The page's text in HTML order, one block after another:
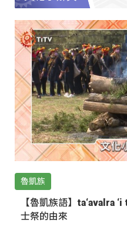
魯凱族
【魯凱族語】ta‘avalra
士祭的由來